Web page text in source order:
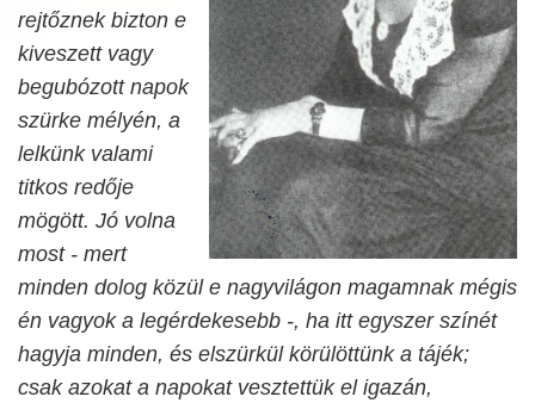
rejtőznek bizton e
kiveszett vagy
begubózott napok
szürke mélyén, a
lelkünk valami
titkos redője
mögött. Jó volna
most - mert
minden dolog közül e nagyvilágon magamnak mégis
én vagyok a legérdekesebb -, ha itt egyszer színét
hagyja minden, és elszürkül körülöttünk a tájék;
csak azokat a napokat vesztettük el igazán,